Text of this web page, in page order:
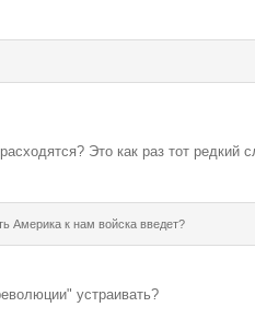
Это как раз тот редкий
Америка к нам войска введет?
устраивать?